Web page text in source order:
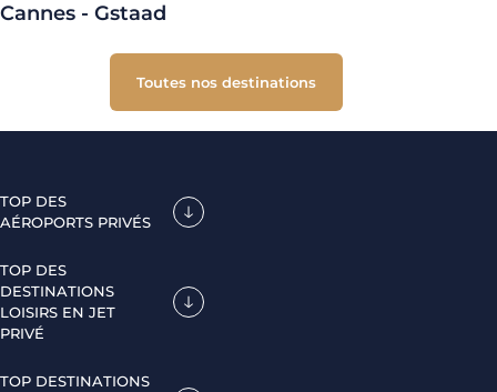
Cannes - Gstaad
Toutes nos destinations
TOP DES
AÉROPORTS PRIVÉS
TOP DES
DESTINATIONS
LOISIRS EN JET
PRIVÉ
TOP DESTINATIONS